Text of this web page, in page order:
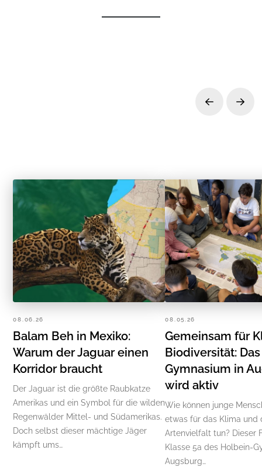
Prev Next
08.06.26
Balam Beh in Mexiko:
Warum der Jaguar einen
Korridor braucht
Der Jaguar ist die größte Raubkatze
Amerikas und ein Symbol für die wilden
Regenwälder Mittel- und Südamerikas.
Doch selbst dieser mächtige Jäger
kämpft ums…
08.05.26
Gemeinsam für
Biodiversität:
Gymnasium in
wird aktiv
Wie können junge
etwas für das Klima und
Artenvielfalt tun? Dieser
Klasse 5a des Holbein-
Augsburg…